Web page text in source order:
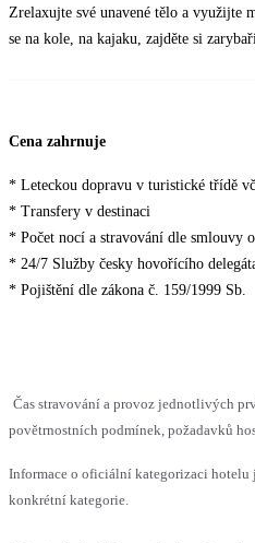
Zrelaxujte své unavené tělo a využijte
se na kole, na kajaku, zajděte si
Cena zahrnuje
* Leteckou dopravu v turistické třídě
* Transfery v destinaci
* Počet nocí a stravování dle smlouvy
* 24/7 Služby česky hovořícího
* Pojištění dle zákona č. 159/1999 Sb.
Čas stravování a provoz jednotlivých
povětrnostních podmínek, požadavků
Informace o oficiální kategorizaci hotelu
konkrétní kategorie.